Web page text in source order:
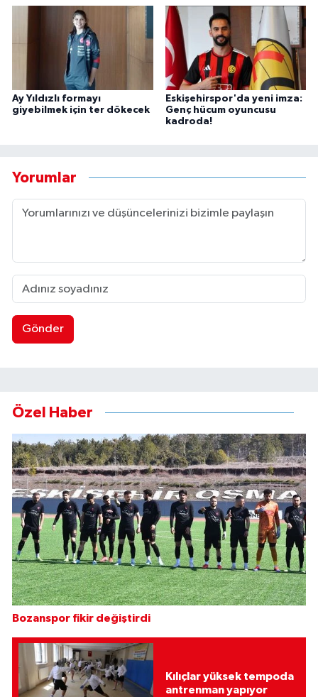
Ay Yıldızlı formayı
giyebilmek için ter dökecek
Eskişehirspor'da yeni imza:
Genç hücum oyuncusu
kadroda!
Yorumlar
Gönder
Özel Haber
Bozanspor fikir değiştirdi
Kılıçlar yüksek tempoda
antrenman yapıyor